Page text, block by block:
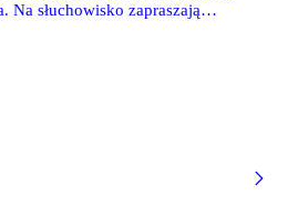
słuchowisko zapraszają